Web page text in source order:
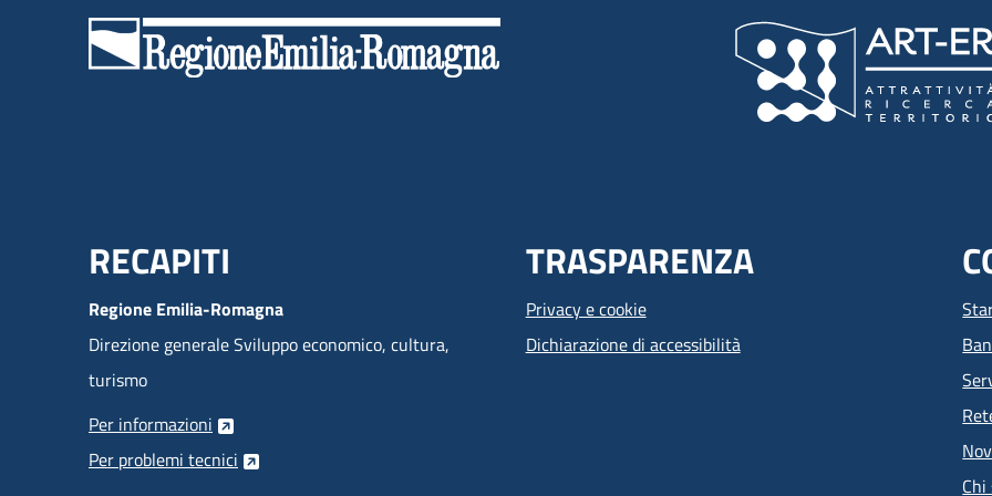
Menu Footer
RECAPITI
Regione Emilia-Romagna
Direzione generale Sviluppo economico, cultura,
turismo
Per informazioni
Per problemi tecnici
TRASPARENZA
Privacy e cookie
Dichiarazione di accessibilità